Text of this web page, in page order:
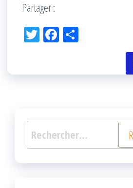
Partager :
Tw Fac
k r
Rechercher :